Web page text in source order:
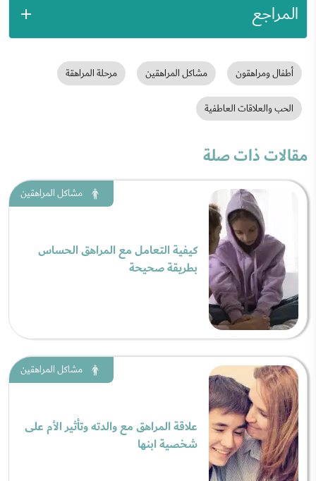
المراجع
أطفال ومراهقون مشاكل المراهقين مرحلة المراهقة
الحب والعلاقات العاطفية
مقالات ذات صلة
مشاكل المراهقين
كيفية التعامل مع المراهق الحساس
بطريقة صحيحة
مشاكل المراهقين
علاقة المراهق مع والدته وتأثير الأم على
شخصية ابنها